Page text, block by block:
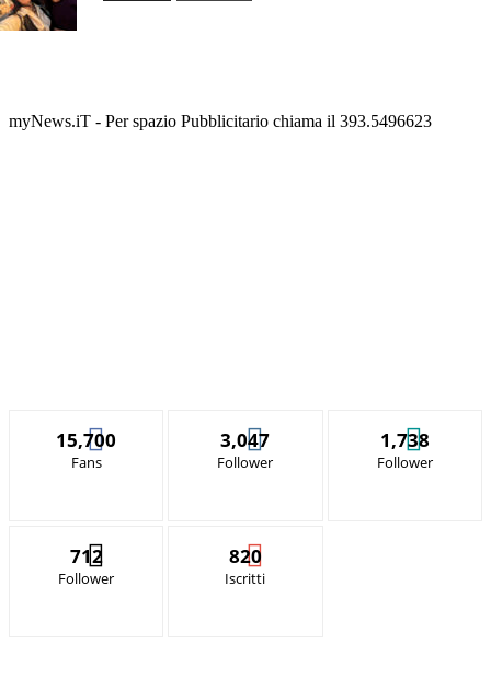
myNews.iT - Per spazio Pubblicitario chiama il 393.5496623
15,700
Fans
3,047
Follower
1,738
Follower
712
Follower
820
Iscritti